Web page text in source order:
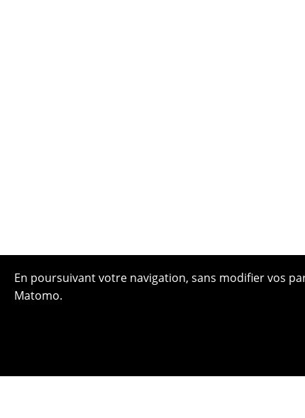
En poursuivant votre navigation, sans modifier vos
Matomo.